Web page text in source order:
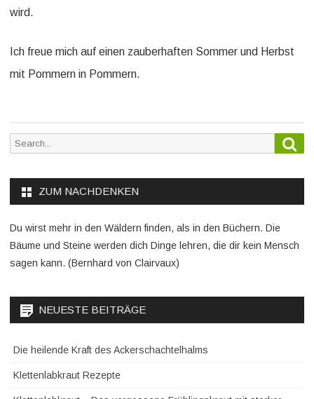
wird.
Ich freue mich auf einen zauberhaften Sommer und Herbst
mit Pommern in Pommern.
Search
ZUM NACHDENKEN
Du wirst mehr in den Wäldern finden, als in den Büchern. Die
Bäume und Steine werden dich Dinge lehren, die dir kein Mensch
sagen kann. (Bernhard von Clairvaux)
NEUESTE BEITRÄGE
Die heilende Kraft des Ackerschachtelhalms
Klettenlabkraut Rezepte